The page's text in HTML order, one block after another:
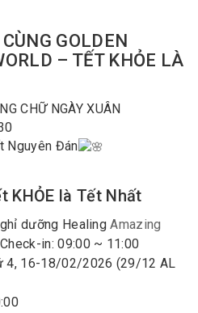
GOLDEN
– TẾT KHỎE LÀ
CHỮ NGÀY XUÂN
Nguyên Đán
KHỎE là Tết Nhất
dưỡng HealingAmazing
Check-in: 09:00 ~ 11:00
4, 16-18/02/2026 (29/12 AL